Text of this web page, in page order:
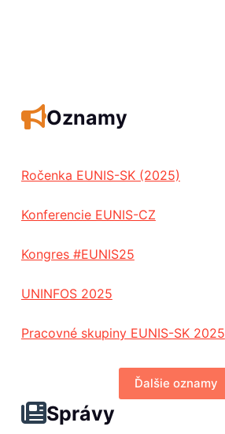
Oznamy
Ročenka EUNIS-SK (2025)
Konferencie EUNIS-CZ
Kongres #EUNIS25
UNINFOS 2025
Pracovné skupiny EUNIS-SK 2025
Ďalšie oznamy
Správy